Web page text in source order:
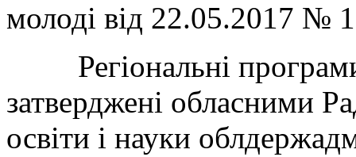
молоді від 22.05.2017 №
Регіональні
затверджені обласними
освіти і науки